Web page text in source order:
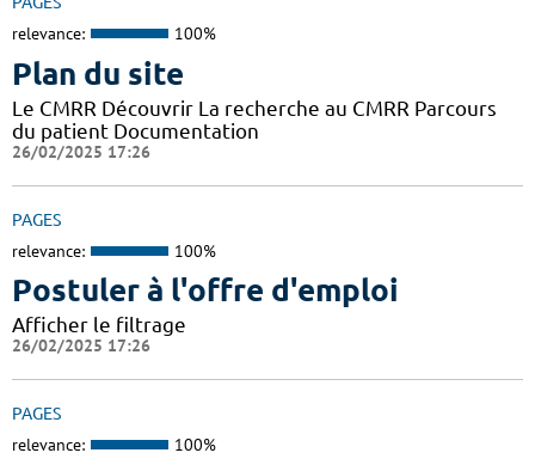
relevance: 100%
Plan du site
Le CMRR Découvrir La recherche au CMRR Parcours
du patient Documentation
26/02/2025 17:26
PAGES
relevance: 100%
Postuler à l'offre d'emploi
Afficher le filtrage
26/02/2025 17:26
PAGES
relevance: 100%